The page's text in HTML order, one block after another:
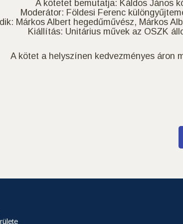
A kötetet bemutatja: Káldos János
Moderátor: Földesi Ferenc
Márkos Albert hegedűművész, Márkos
Kiállítás: Unitárius művek az OSZK
A kötet a helyszínen kedvezményes áron